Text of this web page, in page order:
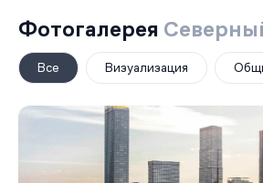
Фотогалерея
Все Визуализация